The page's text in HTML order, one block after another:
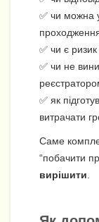
✅ чи можна
✅ чи є
✅ чи не
✅ як
витрачати
Саме
“побачити
вирішити